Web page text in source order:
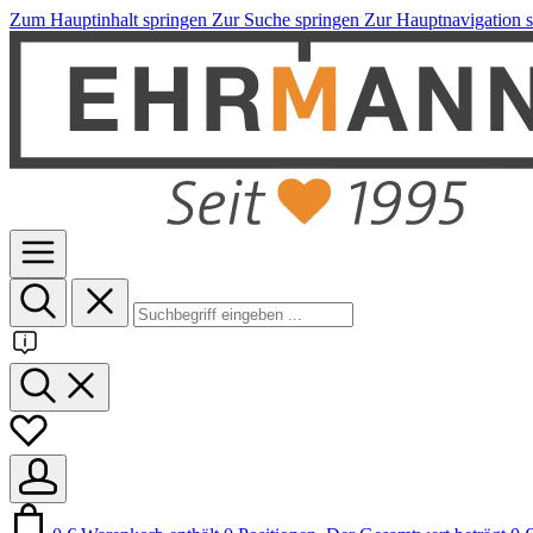
Zum Hauptinhalt springen Zur Suche springen Zur Hauptnavigation